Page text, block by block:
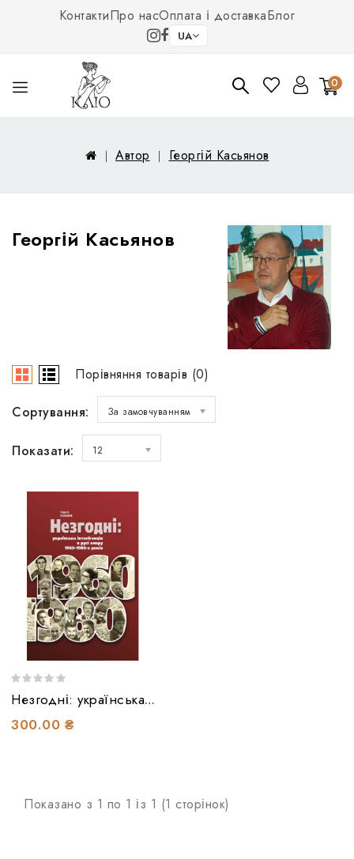
КонтактиПро насОплата і доставкаБлог
UA
0
Автор Георгій Касьянов
Георгій Касьянов
Порівняння товарів (0)
Сортування: За замовчуванням
Показати: 12
Незгодні: українська інтелігенція в русі опору 1960–1980-х років
300.00 ₴
Показано з 1 по 1 із 1 (1 сторінок)